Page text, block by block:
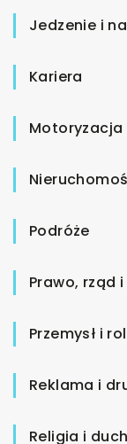
Jedzenie i
Kariera
Motoryzacja
Podróże
Prawo, rząd
Przemysł i
Reklama i
Religia i